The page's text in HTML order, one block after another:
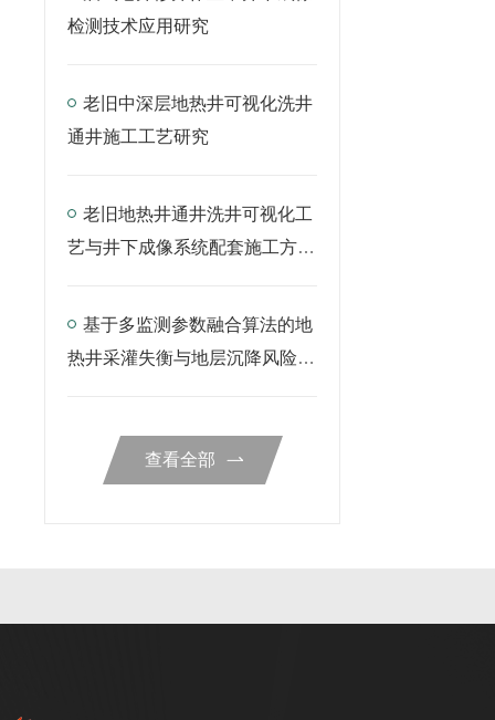
检测技术应用研究
老旧中深层地热井可视化洗井
通井施工工艺研究
老旧地热井通井洗井可视化工
艺与井下成像系统配套施工方案
基于多监测参数融合算法的地
热井采灌失衡与地层沉降风险预
查看全部